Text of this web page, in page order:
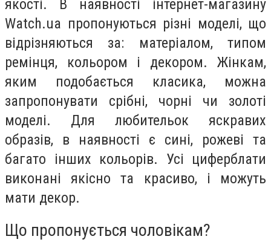
якості. В наявності інтернет-магазину
Watch.ua пропонуються різні моделі, що
відрізняються за: матеріалом, типом
ремінця, кольором і декором. Жінкам,
яким подобається класика, можна
запропонувати срібні, чорні чи золоті
моделі. Для любительок яскравих
образів, в наявності є сині, рожеві та
багато інших кольорів. Усі циферблати
виконані якісно та красиво, і можуть
мати декор.
Що пропонується чоловікам?